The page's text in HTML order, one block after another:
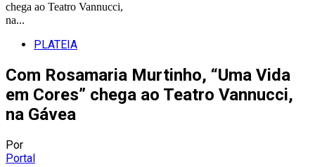
chega ao Teatro Vannucci,
na...
PLATEIA
Com Rosamaria Murtinho, “Uma Vida
em Cores” chega ao Teatro Vannucci,
na Gávea
Por
Portal